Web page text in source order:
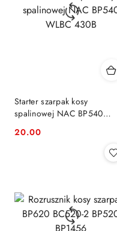
Starter szarpak kosy
spalinowej NAC BP540
Cena:
20.00